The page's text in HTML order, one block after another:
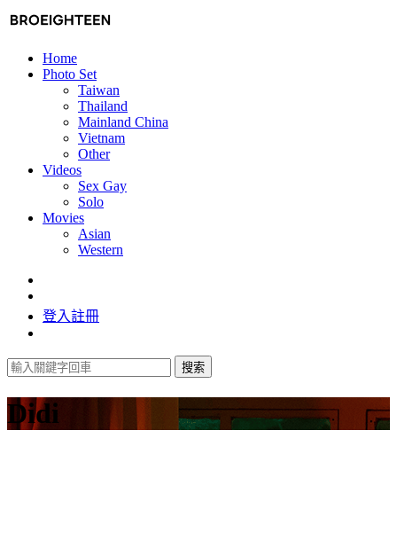
Home
Photo Set
Taiwan
Thailand
Mainland China
Vietnam
Other
Videos
Sex Gay
Solo
Movies
Asian
Western
登入註冊
搜索
Didi